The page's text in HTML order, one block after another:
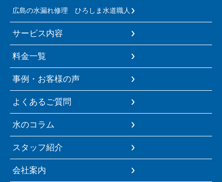
広島の水漏れ修理 ひろしま水道職人
サービス内容
料金一覧
事例・お客様の声
よくあるご質問
水のコラム
スタッフ紹介
会社案内